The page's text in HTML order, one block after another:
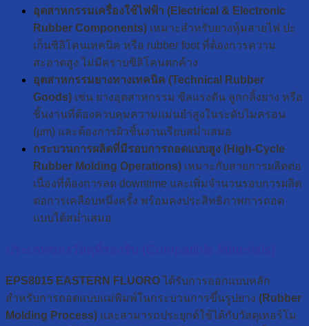
อุตสาหกรรมเครื่องใช้ไฟฟ้า (Electrical & Electronic
Rubber Components) เหมาะสำหรับยางหุ้มสายไฟ ปะ
เก็นซิลิโคนเทคนิค หรือ rubber foot ที่ต้องการความ
สะอาดสูง ไม่มีคราบซิลิโคนตกค้าง
อุตสาหกรรมยางทางเทคนิค (Technical Rubber
Goods) เช่น ยางอุตสาหกรรม ซีลแรงดัน ลูกกลิ้งยาง หรือ
ชิ้นงานที่ต้องควบคุมความแม่นยำสูงในระดับไมครอน
(µm) และต้องการผิวชิ้นงานเรียบสม่ำเสมอ
กระบวนการผลิตที่มีรอบการถอดแบบสูง (High-Cycle
Rubber Molding Operations) เหมาะกับสายการผลิตต่อ
เนื่องที่ต้องการลด downtime และเพิ่มจำนวนรอบการผลิต
ต่อการเคลือบหนึ่งครั้ง พร้อมคงประสิทธิภาพการถอด
แบบได้สม่ำเสมอ
EPS8015 EASTERN FLUOROได้รับการออกแบบหลัก
สำหรับการถอดแบบแม่พิมพ์ในกระบวนการขึ้นรูปยาง (Rubber
Molding Process) และสามารถประยุกต์ใช้ได้กับวัสดุเทอร์โม